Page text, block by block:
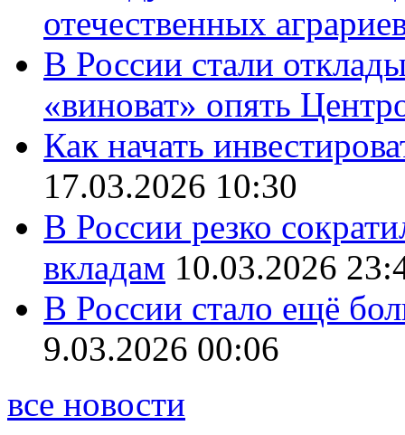
отечественных
В России стали
«виноват» опять
Как начать
17.03.2026 10:30
В России резко
вкладам 10.03.2026
В России стало ещё
9.03.2026 00:06
все новости